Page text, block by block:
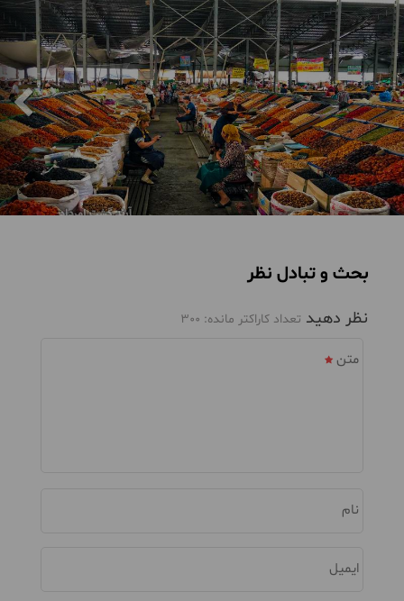
بحث و تبادل نظر
نظر دهید تعداد کاراکتر مانده: 300
متن
نام
ایمیل